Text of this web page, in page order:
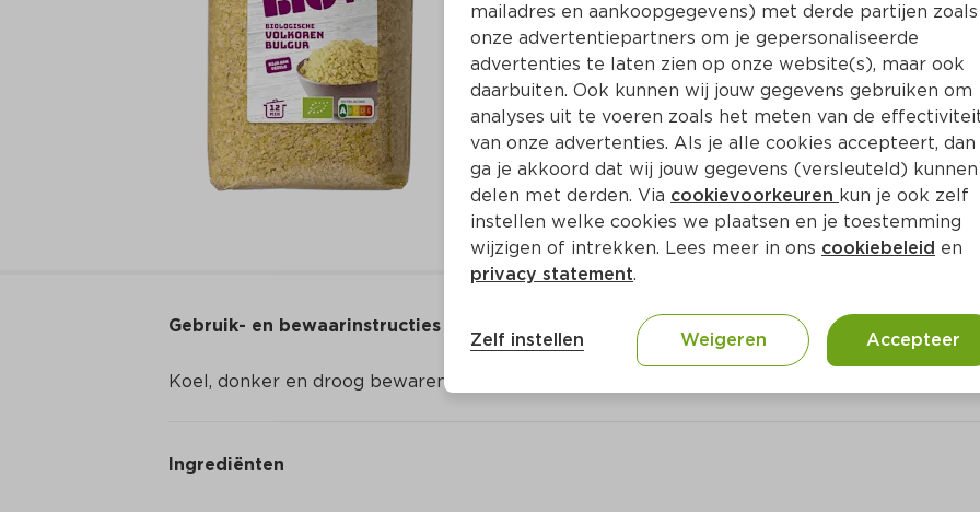
Toevoegen
Gebruik- en bewaarinstructies
Koel, donker en droog bewaren.
Ingrediënten
mailadres en aankoopgegevens) met derde partijen zoals
onze advertentiepartners om je gepersonaliseerde
advertenties te laten zien op onze website(s), maar ook
daarbuiten. Ook kunnen wij jouw gegevens gebruiken om
analyses uit te voeren zoals het meten van de
van onze advertenties. Als je alle cookies accepteert, dan
ga je akkoord dat wij jouw gegevens (versleuteld) kunnen
delen met derden. Via cookievoorkeuren kun je ook zelf
instellen welke cookies we plaatsen en je toestemming
wijzigen of intrekken. Lees meer in ons cookiebeleid en
privacy statement.
Zelf instellen Weigeren Accepteer